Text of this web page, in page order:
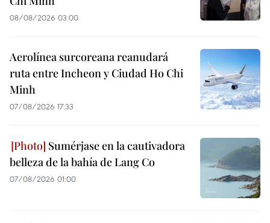
08/08/2026 03:00
Aerolínea surcoreana reanudará
ruta entre Incheon y Ciudad Ho Chi
Minh
07/08/2026 17:33
Sumérjase en la cautivadora
belleza de la bahía de Lang Co
07/08/2026 01:00